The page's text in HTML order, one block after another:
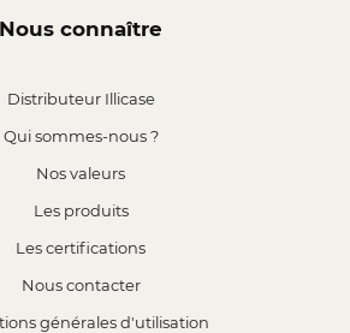
Nous connaître
Distributeur Illicase
Qui sommes-nous ?
Nos valeurs
Les produits
Les certifications
Nous contacter
générales d'utilisation